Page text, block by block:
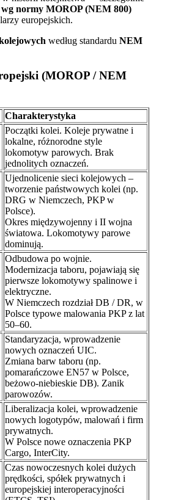
wg normy MOROP (NEM 800)
europejskich.
według standardu NEM
(MOROP / NEM
Charakterystyka
Początki kolei. Koleje prywatne i
lokalne, różnorodne style
lokomotyw parowych. Brak
jednolitych oznaczeń.
Ujednolicenie sieci kolejowych –
tworzenie państwowych kolei (np.
DRG w Niemczech, PKP w
Polsce).
Okres międzywojenny i II wojna
światowa. Lokomotywy parowe
dominują.
Odbudowa po wojnie.
Modernizacja taboru, pojawiają się
pierwsze lokomotywy spalinowe i
elektryczne.
W Niemczech rozdział DB / DR, w
Polsce typowe malowania PKP z lat
50–60.
Standaryzacja, wprowadzenie
nowych oznaczeń UIC.
Zmiana barw taboru (np.
pomarańczowe EN57 w Polsce,
beżowo-niebieskie DB). Zanik
parowozów.
Liberalizacja kolei, wprowadzenie
nowych logotypów, malowań i firm
prywatnych.
W Polsce nowe oznaczenia PKP
Cargo, InterCity.
Czas nowoczesnych kolei dużych
prędkości, spółek prywatnych i
europejskiej interoperacyjności